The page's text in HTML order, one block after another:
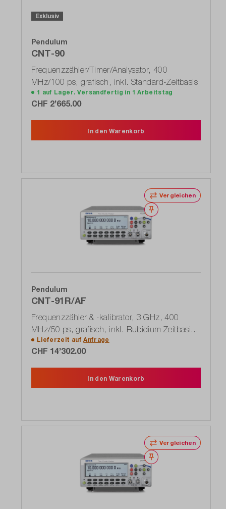
Exklusiv
Pendulum
CNT-90
Frequenzzähler/Timer/Analysator, 400
MHz/100 ps, grafisch, inkl. Standard-Zeitbasis
1 auf Lager. Versandfertig in 1 Arbeitstag
CHF 2’665.00
In den Warenkorb
Vergleichen
Merken
Pendulum
CNT-91R/AF
Frequenzzähler & -kalibrator, 3 GHz, 400
MHz/50 ps, grafisch, inkl. Rubidium Zeitbasis
+ CNT-OPT-10
Lieferzeit aufAnfrage
CHF 14’302.00
In den Warenkorb
Vergleichen
Merken